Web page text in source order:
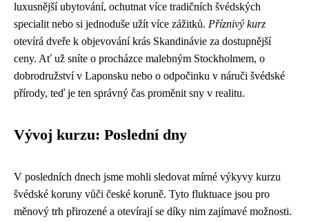
luxusnější ubytování, ochutnat více tradičních švédských
specialit nebo si jednoduše užít více zážitků. Příznivý kurz
otevírá dveře k objevování krás Skandinávie za dostupnější
ceny. Ať už sníte o procházce malebným Stockholmem, o
dobrodružství v Laponsku nebo o odpočinku v náruči švédské
přírody, teď je ten správný čas proměnit sny v realitu.
Vývoj kurzu: Poslední dny
V posledních dnech jsme mohli sledovat mírné výkyvy kurzu
švédské koruny vůči české koruně. Tyto fluktuace jsou pro
měnový trh přirozené a otevírají se díky nim zajímavé možnosti.